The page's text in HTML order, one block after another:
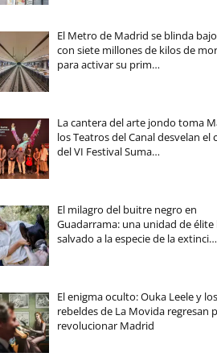
El Metro de Madrid se blinda
con siete millones de kilos de
para activar su prim…
La cantera del arte jondo toma
los Teatros del Canal desvelan el
del VI Festival Suma…
El milagro del buitre negro en
Guadarrama: una unidad de élite
salvado a la especie de la extinci…
El enigma oculto: Ouka Leele y los
rebeldes de La Movida regresan
revolucionar Madrid